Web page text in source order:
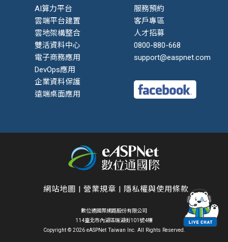
AI算力平台
雲端平台建置
雲地架構整合
雙活資料中心
電子商務應用
DevOps應用
企業資料保護
遠端桌面應用
服務預約
客戶專區
人才招募
0800-880-668
support@easpnet.com
網站地圖 |營業規章 | 隱私權與使用條款
數位通國際網路股份有限公司
114臺北市內湖區瑞湖街101號4樓
Copyright © 2026 eASPNet Taiwan Inc. All Rights Reserved.